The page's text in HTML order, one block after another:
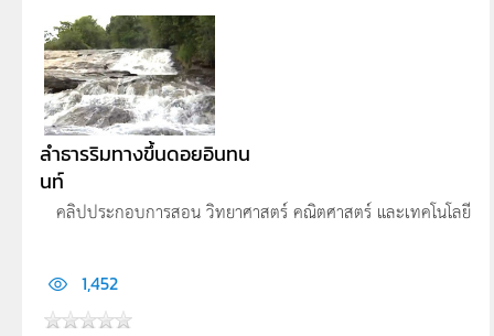
ลำธารริมทางขึ้นดอยอินทน
นท์
คลิปประกอบการสอน วิทยาศาสตร์ คณิตศาสตร์ และเทคโนโลยี
1,452